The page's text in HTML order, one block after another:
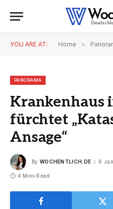
YOU ARE AT: Home »
PANORAMA
Krankenhaus
fürchtet
Ansage“
By WOCHENTLICH.DE 6
4 Mins Read